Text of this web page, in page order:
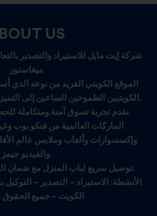
US
ميغاستور
الموقع الكويتي الفريد من نوعه
الكويتيين الطموحين الساعين إلى التميز في عالم التجارة الحديثة.
نقدم تجربة تسوق آمنة ومتكاملة
الماركات العالمية من فنكو بوب
وإكسسوارات وألعاب وملابس عالم
والفيديو جيمز.
توصيل سريع لباب المنزل مع ضمان الجودة والخدمة المتميزة.
الأنشطة: الاستيراد – التصدير – التوكيل
الكويت – جميع